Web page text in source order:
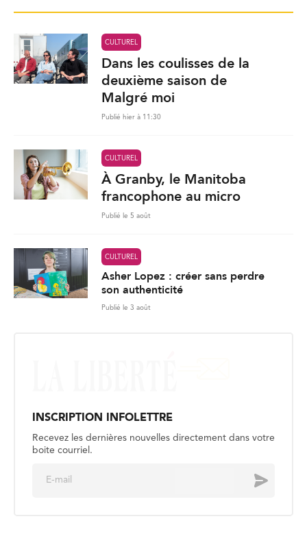
CULTUREL
Dans les coulisses de la
deuxième saison de
Malgré moi
Publié hier à 11:30
CULTUREL
À Granby, le Manitoba
francophone au micro
Publié le 5 août
CULTUREL
Asher Lopez : créer sans perdre
son authenticité
Publié le 3 août
INSCRIPTION INFOLETTRE
Recevez les dernières nouvelles directement dans votre
boite courriel.
Envoyer